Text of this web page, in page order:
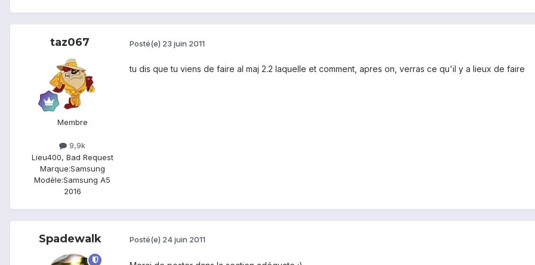
taz067
Membre
9,9k
Lieu400, Bad Request
Marque:Samsung
Modèle:Samsung A5
2016
Posté(e) 23 juin 2011
tu dis que tu viens de faire al maj 2.2 laquelle et comment, apres on, verras ce qu'il y a lieux de faire
Spadewalk Posté(e) 24 juin 2011